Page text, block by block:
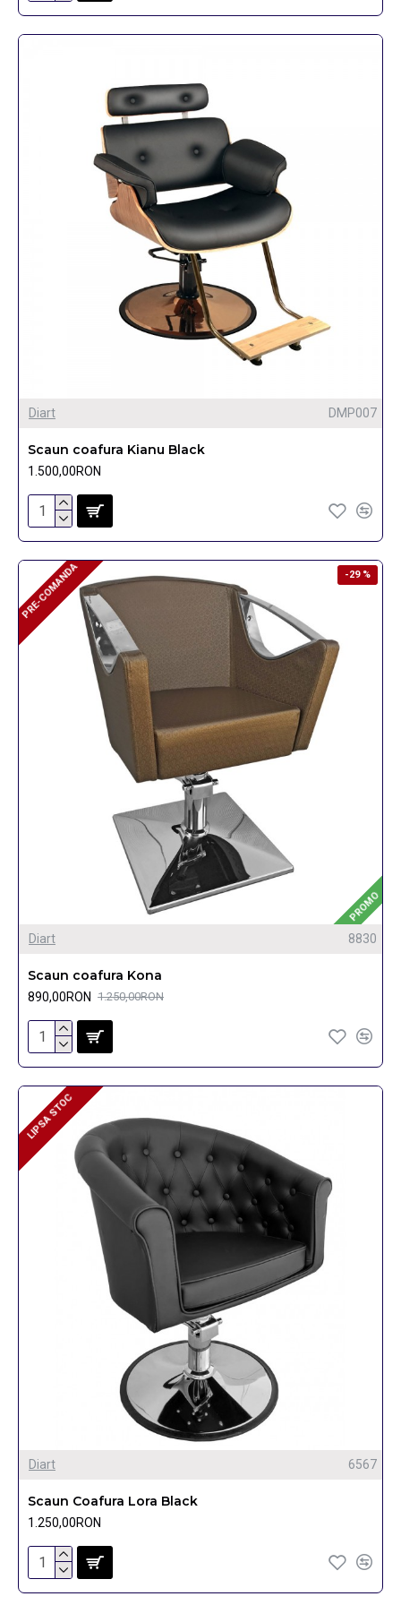
Diart DMP007
Scaun coafura Kianu Black
1.500,00RON
PROMO
-29 %
PRE-COMANDA
PRE-COMANDA
Diart 8830
Scaun coafura Kona
890,00RON 1.250,00RON
LIPSA STOC
LIPSA STOC
Diart 6567
Scaun Coafura Lora Black
1.250,00RON